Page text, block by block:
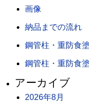
画像
納品までの流れ
鋼管柱・重防食
鋼管柱・重防食
アーカイブ
2026年8月